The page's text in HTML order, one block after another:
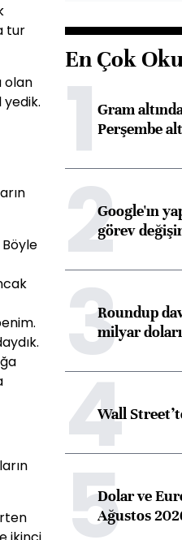
tur
olan
En Çok
1Gram
Perşembe
2Google'ın
görev
3Roundup
milyar doları
4
Wall
5Dolar ve
Ağustos